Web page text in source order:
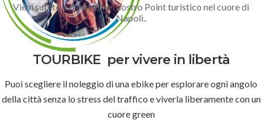
Vieni subito a trovarci nel nostro Point turistico nel cuore di
Napoli..
TOURBIKE per vivere in libertà
Puoi scegliere il noleggio di una ebike per esplorare ogni angolo
della città senza lo stress del traffico e viverla liberamente con un
cuore green